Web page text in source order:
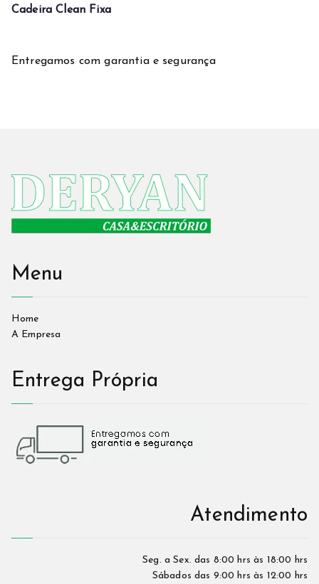
Cadeira Clean Fixa
Entregamos com garantia e segurança
Menu
Home
A Empresa
Entrega Própria
Atendimento
Seg. a Sex. das 8:00 hrs às 18:00 hrs
Sábados das 9:00 hrs às 12:00 hrs